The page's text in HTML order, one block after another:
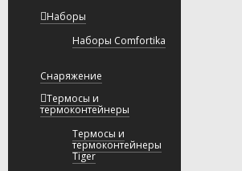
Наборы
Наборы Comfortika
Снаряжение
Термосы и
термоконтейнеры
Термосы и
термоконтейнеры
Tiger